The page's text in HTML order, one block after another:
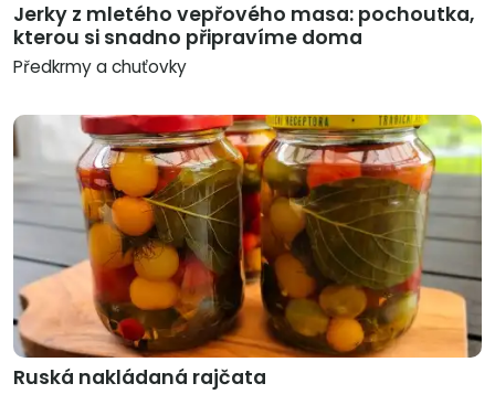
Jerky z mletého vepřového masa: pochoutka,
kterou si snadno připravíme doma
Předkrmy a chuťovky
Ruská nakládaná rajčata